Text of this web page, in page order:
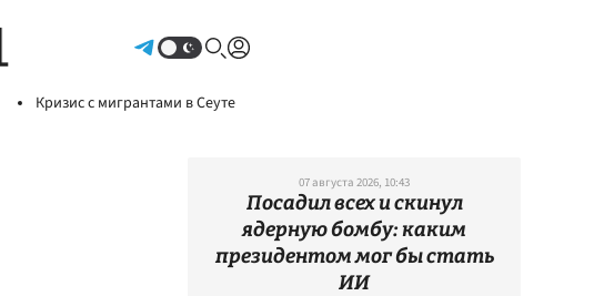
Кризис с мигрантами в Сеуте
07 августа 2026, 10:43
Посадил всех и скинул
ядерную бомбу: каким
президентом мог бы стать
ИИ